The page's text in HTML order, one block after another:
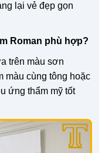
lại vẻ đẹp gọn
Roman phù hợp?
trên màu sơn
màu cùng tông hoặc
ứng thẩm mỹ tốt